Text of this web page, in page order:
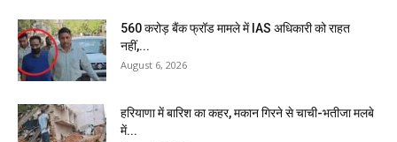
₹560 करोड़ बैंक फ्रॉड मामले में IAS अधिकारी को राहत
नहीं,...
August 6, 2026
हरियाणा में बारिश का कहर, मकान गिरने से चाची-भतीजा मलबे
में...